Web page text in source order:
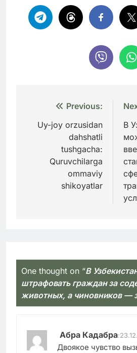
Навигация
по
записям
Previous:
Uy-joy orzusidan
dahshatli
tushgacha:
Quruvchilarga
ommaviy
shikoyatlar
В
One thought on “В
штрафовать граждан за
животных, а чиновников —
Абра Кадабра:
Двоякое чувство